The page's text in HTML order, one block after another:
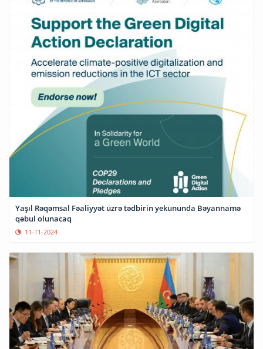
Yaşıl Rəqəmsal Fəaliyyət üzrə tədbirin yekununda Bəyannamə
qəbul olunacaq
11-11-2024